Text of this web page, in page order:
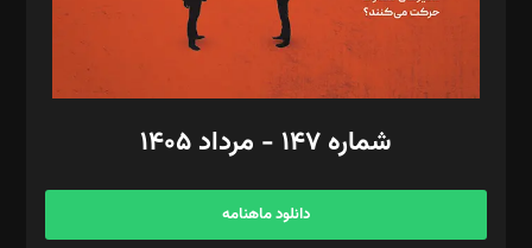
گرافیک و صفحه‌آرایی: سید‌سبحان‌علی ثابت
مد‌یر توسعه تجاری: کامبیز برید‌
امور مالی: شاپور رهبری، محمد‌ کاظمی‌نیا
آگهی و مشترکین: ۰۹۱۹۹۹۹۰۴۵۴
شماره ۱۴۷ - مرداد ۱۴۰۵
دانلود ماهنامه